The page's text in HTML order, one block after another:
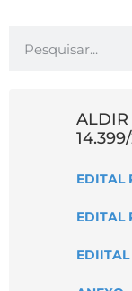
ALDIR
EDITAL
EDITAL